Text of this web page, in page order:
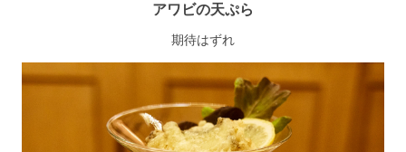
アワビの天ぷら
期待はずれ